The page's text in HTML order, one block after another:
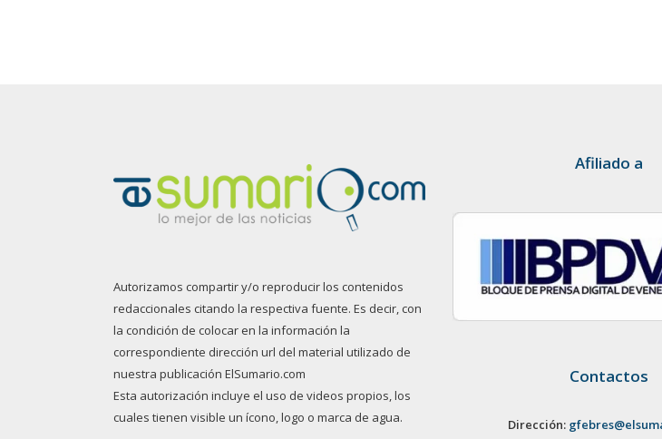
Autorizamos compartir y/o reproducir los contenidos
redaccionales citando la respectiva fuente. Es decir, con
la condición de colocar en la información la
correspondiente dirección url del material utilizado de
nuestra publicación ElSumario.com
Esta autorización incluye el uso de videos propios, los
cuales tienen visible un ícono, logo o marca de agua.
Afiliado a
Contactos
Dirección: